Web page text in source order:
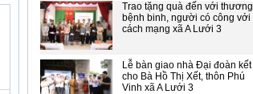
Trao tặng quà đến với thương
bệnh binh, người có công với
cách mạng xã A Lưới 3
Lễ bàn giao nhà Đại đoàn kết
cho Bà Hồ Thị Xết, thôn Phú
Vinh xã A Lưới 3